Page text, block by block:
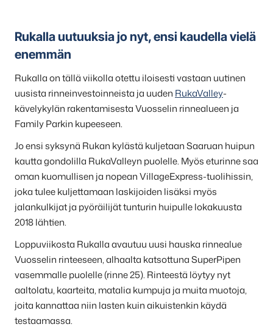
Rukalla uutuuksia jo nyt, ensi kaudella vielä
enemmän
Rukalla on tällä viikolla otettu iloisesti vastaan uutinen
uusista rinneinvestoinneista ja uuden RukaValley-
kävelykylän rakentamisesta Vuosselin rinnealueen ja
Family Parkin kupeeseen.
Jo ensi syksynä Rukan kylästä kuljetaan Saaruan huipun
kautta gondolilla RukaValleyn puolelle. Myös eturinne saa
oman kuomullisen ja nopean VillageExpress-tuolihissin,
joka tulee kuljettamaan laskijoiden lisäksi myös
jalankulkijat ja pyöräilijät tunturin huipulle lokakuusta
2018 lähtien.
Loppuviikosta Rukalla avautuu uusi hauska rinnealue
Vuosselin rinteeseen, alhaalta katsottuna SuperPipen
vasemmalle puolelle (rinne 25). Rinteestä löytyy nyt
aaltolatu, kaarteita, matalia kumpuja ja muita muotoja,
joita kannattaa niin lasten kuin aikuistenkin käydä
testaamassa.